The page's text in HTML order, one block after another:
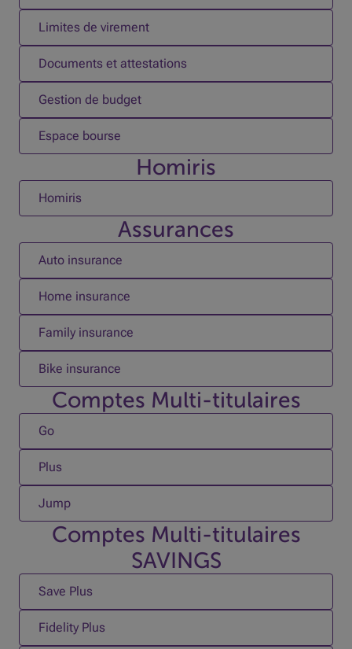
Limites de virement
Documents et attestations
Gestion de budget
Espace bourse
Homiris
Homiris
Assurances
Auto insurance
Home insurance
Family insurance
Bike insurance
Comptes Multi-titulaires
Go
Plus
Jump
Comptes Multi-titulaires
SAVINGS
Save Plus
Fidelity Plus